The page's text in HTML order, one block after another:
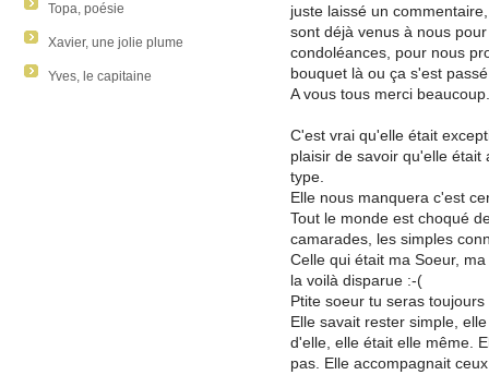
Topa, poésie
Xavier, une jolie plume
Yves, le capitaine
juste laissé un
sont déjà venus à nous
condoléances, pour nous
bouquet là ou ça s'est
A vous tous merci beaucoup.
C'est vrai qu'elle était
plaisir de savoir qu'elle
type.
Elle nous manquera c'est
Tout le monde est choqué
camarades, les simples
Celle qui était ma Soeur,
la voilà disparue :-(
Ptite soeur tu seras
Elle savait rester simple,
d'elle, elle était elle même.
pas. Elle accompagnait